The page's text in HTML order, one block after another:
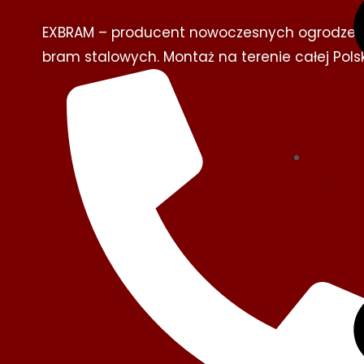
EXBRAM – producent nowoczesnych ogrodzeń i
bram stalowych. Montaż na terenie całej